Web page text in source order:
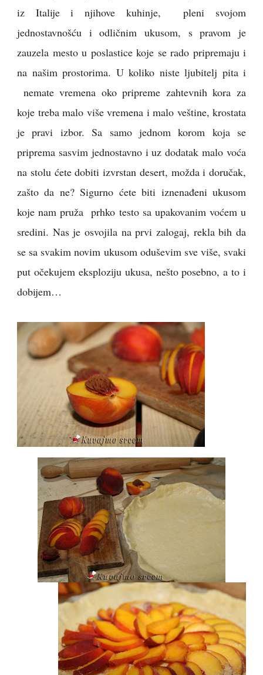
iz Italije i njihove kuhinje, pleni svojom
jednostavnošću i odličnim ukusom, s pravom je
zauzela mesto u poslastice koje se rado pripremaju i
na našim prostorima. U koliko niste ljubitelj pita i
nemate vremena oko pripreme zahtevnih kora za
koje treba malo više vremena i malo veštine, krostata
je pravi izbor. Sa samo jednom korom koja se
priprema sasvim jednostavno i uz dodatak malo voća
na stolu ćete dobiti izvrstan desert, možda i doručak,
zašto da ne? Sigurno ćete biti iznenađeni ukusom
koje nam pruža prhko testo sa upakovanim voćem u
sredini. Nas je osvojila na prvi zalogaj, rekla bih da
se sa svakim novim ukusom oduševim sve više, svaki
put očekujem eksploziju ukusa, nešto posebno, a to i
dobijem…